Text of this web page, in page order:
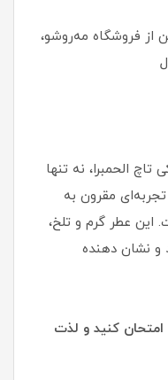
از فروشگاه مه‌روشو،
تاچ الحمبرا، نه تنها
مقرون به
این عطر گرم و تلخ،
و نشان دهنده
امتحان کنید و لذت